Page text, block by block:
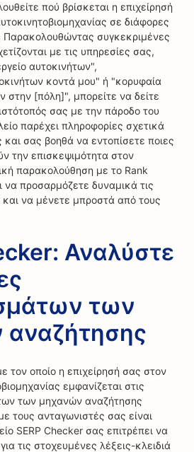
πού βρίσκεται η επιχείρησή
σε διάφορες
συγκεκριμένες
με τις υπηρεσίες σας,
αυτοκινήτων",
κοντά μου" ή "κορυφαία
στην [πόλη]", μπορείτε να δείτε
σας με την πάροδο του
παρέχει πληροφορίες σχετικά
σας βοηθά να εντοπίσετε ποιες
την επισκεψιμότητα στον
παρακολούθηση με το Rank
να προσαρμόζετε δυναμικά τις
και να μένετε μπροστά από τους
Αναλύστε
των
τον οποίο η επιχείρησή σας στον
εμφανίζεται στις
των μηχανών αναζήτησης
τους ανταγωνιστές σας είναι
SERP Checker σας επιτρέπει να
τις στοχευμένες λέξεις-κλειδιά